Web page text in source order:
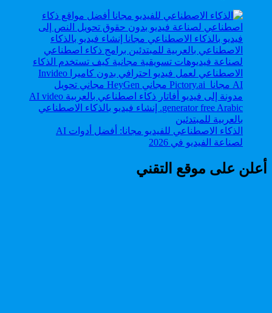
الذكاء الاصطناعي للفيديو مجانا: أفضل أدوات AI
لصناعة الفيديو في 2026
أعلن على موقع التقني